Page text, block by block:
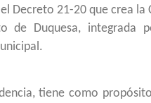
Decreto 21-20 que crea la
de Duquesa, integrada
tiene como